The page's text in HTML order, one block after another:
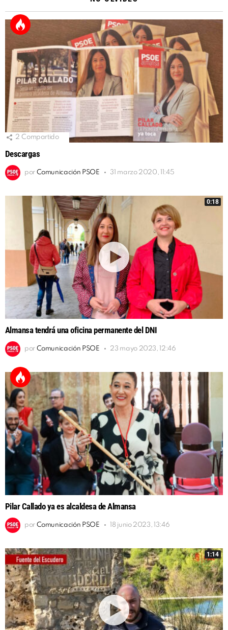
2 Compartido
Descargas
por Comunicación PSOE 31 marzo 2020, 11:45
0:18
Almansa tendrá una oficina permanente del DNI
por Comunicación PSOE 23 mayo 2023, 12:46
Pilar Callado ya es alcaldesa de Almansa
por Comunicación PSOE 18 junio 2023, 13:46
1:14